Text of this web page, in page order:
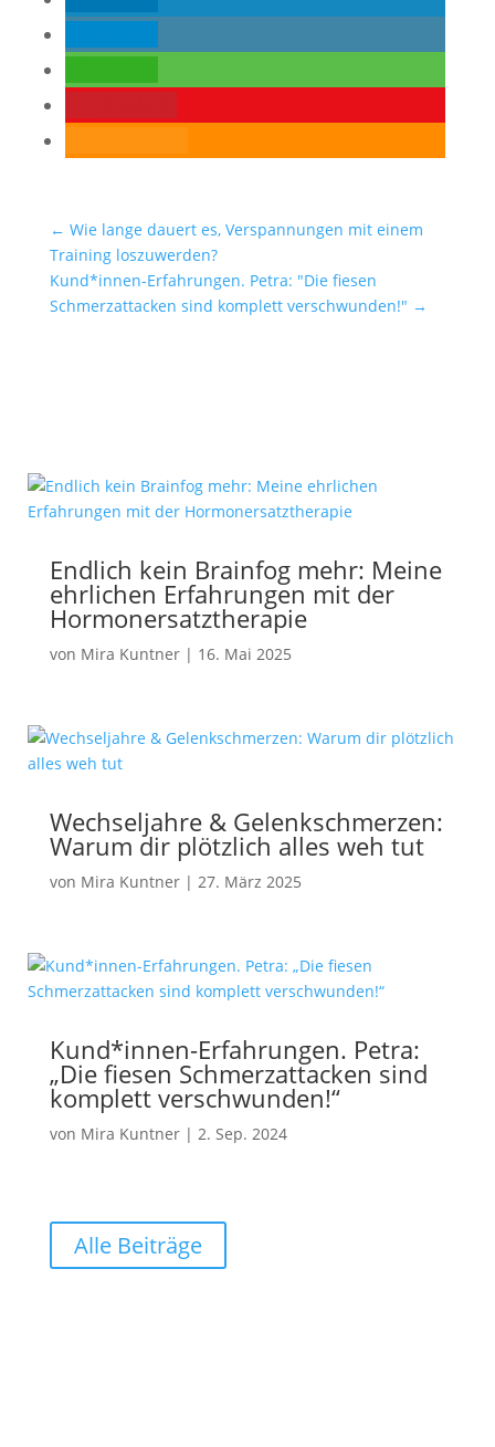
← Wie lange dauert es, Verspannungen mit einem
Training loszuwerden?
Kund*innen-Erfahrungen. Petra: "Die fiesen
Schmerzattacken sind komplett verschwunden!" →
Endlich kein Brainfog mehr: Meine
ehrlichen Erfahrungen mit der
Hormonersatztherapie
von Mira Kuntner| 16. Mai 2025
Wechseljahre & Gelenkschmerzen:
Warum dir plötzlich alles weh tut
von Mira Kuntner| 27. März 2025
Kund*innen-Erfahrungen. Petra:
„Die fiesen Schmerzattacken sind
komplett verschwunden!“
von Mira Kuntner| 2. Sep. 2024
Alle Beiträge